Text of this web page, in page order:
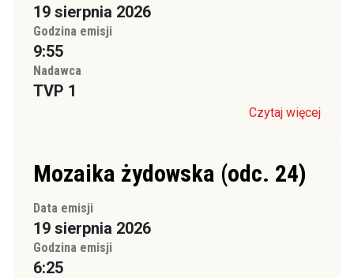
19 sierpnia 2026
Godzina emisji
9:55
Nadawca
TVP 1
Czytaj więcej
Mozaika żydowska (odc. 24)
Data emisji
19 sierpnia 2026
Godzina emisji
6:25